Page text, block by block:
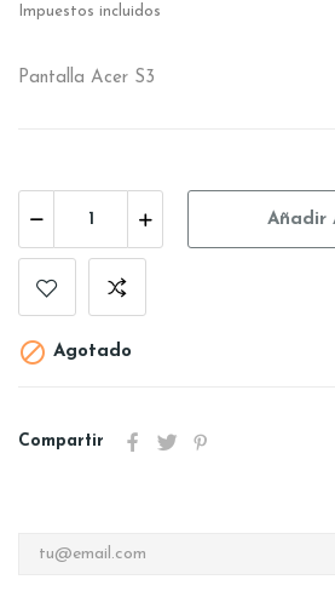
Impuestos incluidos
Pantalla Acer S3
Añadir
 Agotado
Compartir